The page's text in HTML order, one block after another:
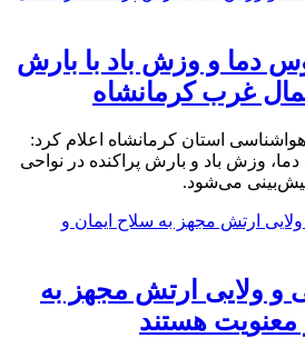
دما و وزش باد با بارش
غرب کرمانشاه
استان کرمانشاه اعلام کرد:
وزش باد و بارش پراکنده در نواحی
می‌شود.
و ولایی ارتش مجهز به
معنویت هستند